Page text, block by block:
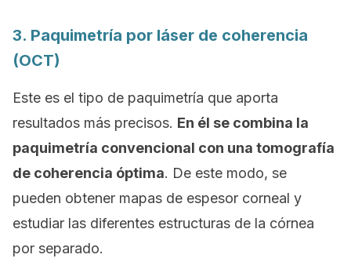
3. Paquimetría por láser de coherencia
(OCT)
Este es el tipo de paquimetría que aporta
resultados más precisos. En él se combina la
paquimetría convencional con una tomografía
de coherencia óptima. De este modo, se
pueden obtener mapas de espesor corneal y
estudiar las diferentes estructuras de la córnea
por separado.